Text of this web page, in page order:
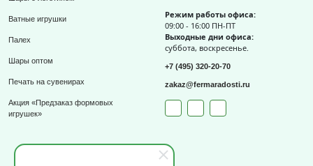
Ватные игрушки
Палех
Шары оптом
Печать на сувенирах
Акция «Предзаказ формовых
игрушек»
Режим работы офиса:
09:00 - 16:00 ПН-ПТ
Выходные дни офиса:
суббота, воскресенье.
+7 (495) 320-20-70
zakaz@fermaradosti.ru